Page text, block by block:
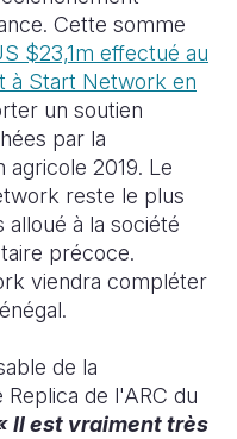
Cette somme
$23,1m effectué au
à Start Network en
un soutien
par la
agricole 2019. Le
reste le plus
à la société
précoce.
viendra compléter
de la
de l'ARC du
Il est vraiment très